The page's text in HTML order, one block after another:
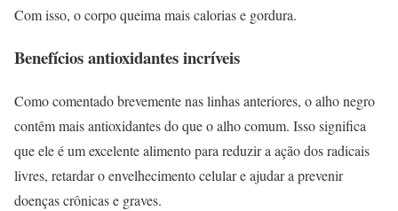
Com isso, o corpo queima mais calorias e gordura.
Benefícios antioxidantes incríveis
Como comentado brevemente nas linhas anteriores, o alho negro
contêm mais antioxidantes do que o alho comum. Isso significa
que ele é um excelente alimento para reduzir a ação dos radicais
livres, retardar o envelhecimento celular e ajudar a prevenir
doenças crônicas e graves.